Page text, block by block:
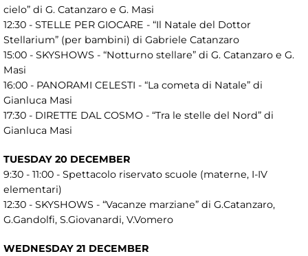
cielo” di G. Catanzaro e G. Masi
12:30 - STELLE PER GIOCARE - “Il Natale del Dottor
Stellarium” (per bambini) di Gabriele Catanzaro
15:00 - SKYSHOWS - “Notturno stellare” di G. Catanzaro e G.
Masi
16:00 - PANORAMI CELESTI - “La cometa di Natale” di
Gianluca Masi
17:30 - DIRETTE DAL COSMO - “Tra le stelle del Nord” di
Gianluca Masi
TUESDAY 20 DECEMBER
9:30 - 11:00 - Spettacolo riservato scuole (materne, I-IV
elementari)
12:30 - SKYSHOWS - “Vacanze marziane” di G.Catanzaro,
G.Gandolfi, S.Giovanardi, V.Vomero
WEDNESDAY 21 DECEMBER